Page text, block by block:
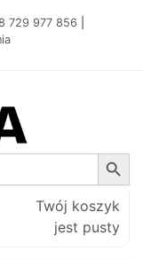
729 977 856
Search Button
Twój koszyk
jest pusty